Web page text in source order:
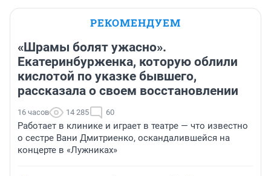
РЕКОМЕНДУЕМ
«Шрамы болят ужасно».
Екатеринбурженка, которую облили
кислотой по указке бывшего,
рассказала о своем восстановлении
16 часов 14 285 60
Работает в клинике и играет в театре — что известно
о сестре Вани Дмитриенко, оскандалившейся на
концерте в «Лужниках»